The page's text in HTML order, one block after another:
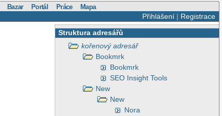
Bazar Portál Práce Mapa
Přihlášení| Registrace
Struktura adresářů
kořenový adresář
Bookmrk
Bookmrk
SEO Insight Tools
New
New
Nora